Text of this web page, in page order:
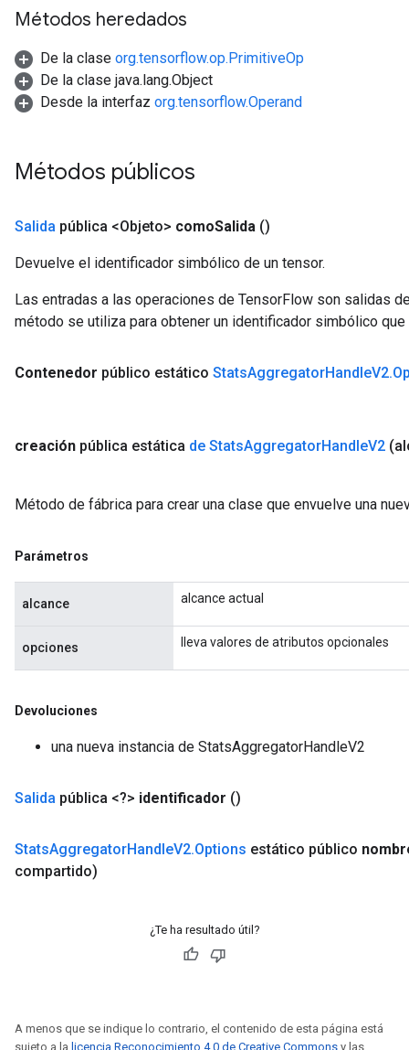
Métodos heredados
De la clase org.tensorflow.op.PrimitiveOp
De la clase java.lang.Object
Desde la interfaz org.tensorflow.Operand
Métodos públicos
Salida pública <Objeto> comoSalida ()
Devuelve el identificador simbólico de un tensor.
Las entradas a las operaciones de TensorFlow son salidas
método se utiliza para obtener un identificador simbólico
Contenedor público estático StatsAggregatorHandleV2.
creación pública estática de StatsAggregatorHandleV2
Método de fábrica para crear una clase que envuelve una
Parámetros
alcance alcance actual
opciones lleva valores de atributos opcionales
Devoluciones
una nueva instancia de StatsAggregatorHandleV2
Salida pública <?> identificador ()
StatsAggregatorHandleV2.Options estático público
compartido)
¿Te ha resultado útil?
A menos que se indique lo contrario, el contenido de esta página está
sujeto a la licencia Reconocimiento 4.0 de Creative Commons y las